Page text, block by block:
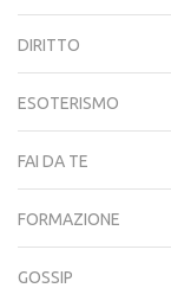
DIRITTO
ESOTERISMO
FAI DA TE
FORMAZIONE
GOSSIP